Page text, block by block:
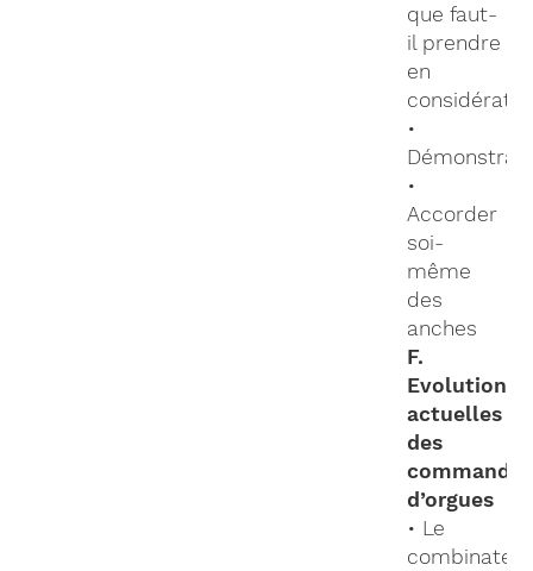
que faut-
il prendre
en
•
•
Accorder
soi-
même
des
anches
F.
Evolutions
actuelles
des
commandes
d’orgues
• Le
combinateur